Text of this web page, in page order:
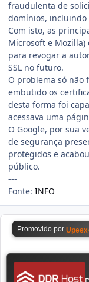
fraudulenta de
domínios, incluindo
Com isto, as
Microsoft e
para revogar a
SSL no futuro.
O problema só não
embutido os
desta forma foi
acessava uma
O Google, por sua
de segurança
protegidos e
público.
---
Fonte: INFO